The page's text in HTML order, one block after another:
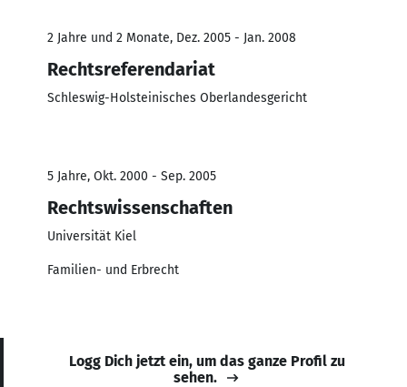
2 Jahre und 2 Monate, Dez. 2005 - Jan. 2008
Rechtsreferendariat
Schleswig-Holsteinisches Oberlandesgericht
5 Jahre, Okt. 2000 - Sep. 2005
Rechtswissenschaften
Universität Kiel
Familien- und Erbrecht
Logg Dich jetzt ein, um das ganze Profil zu
sehen.